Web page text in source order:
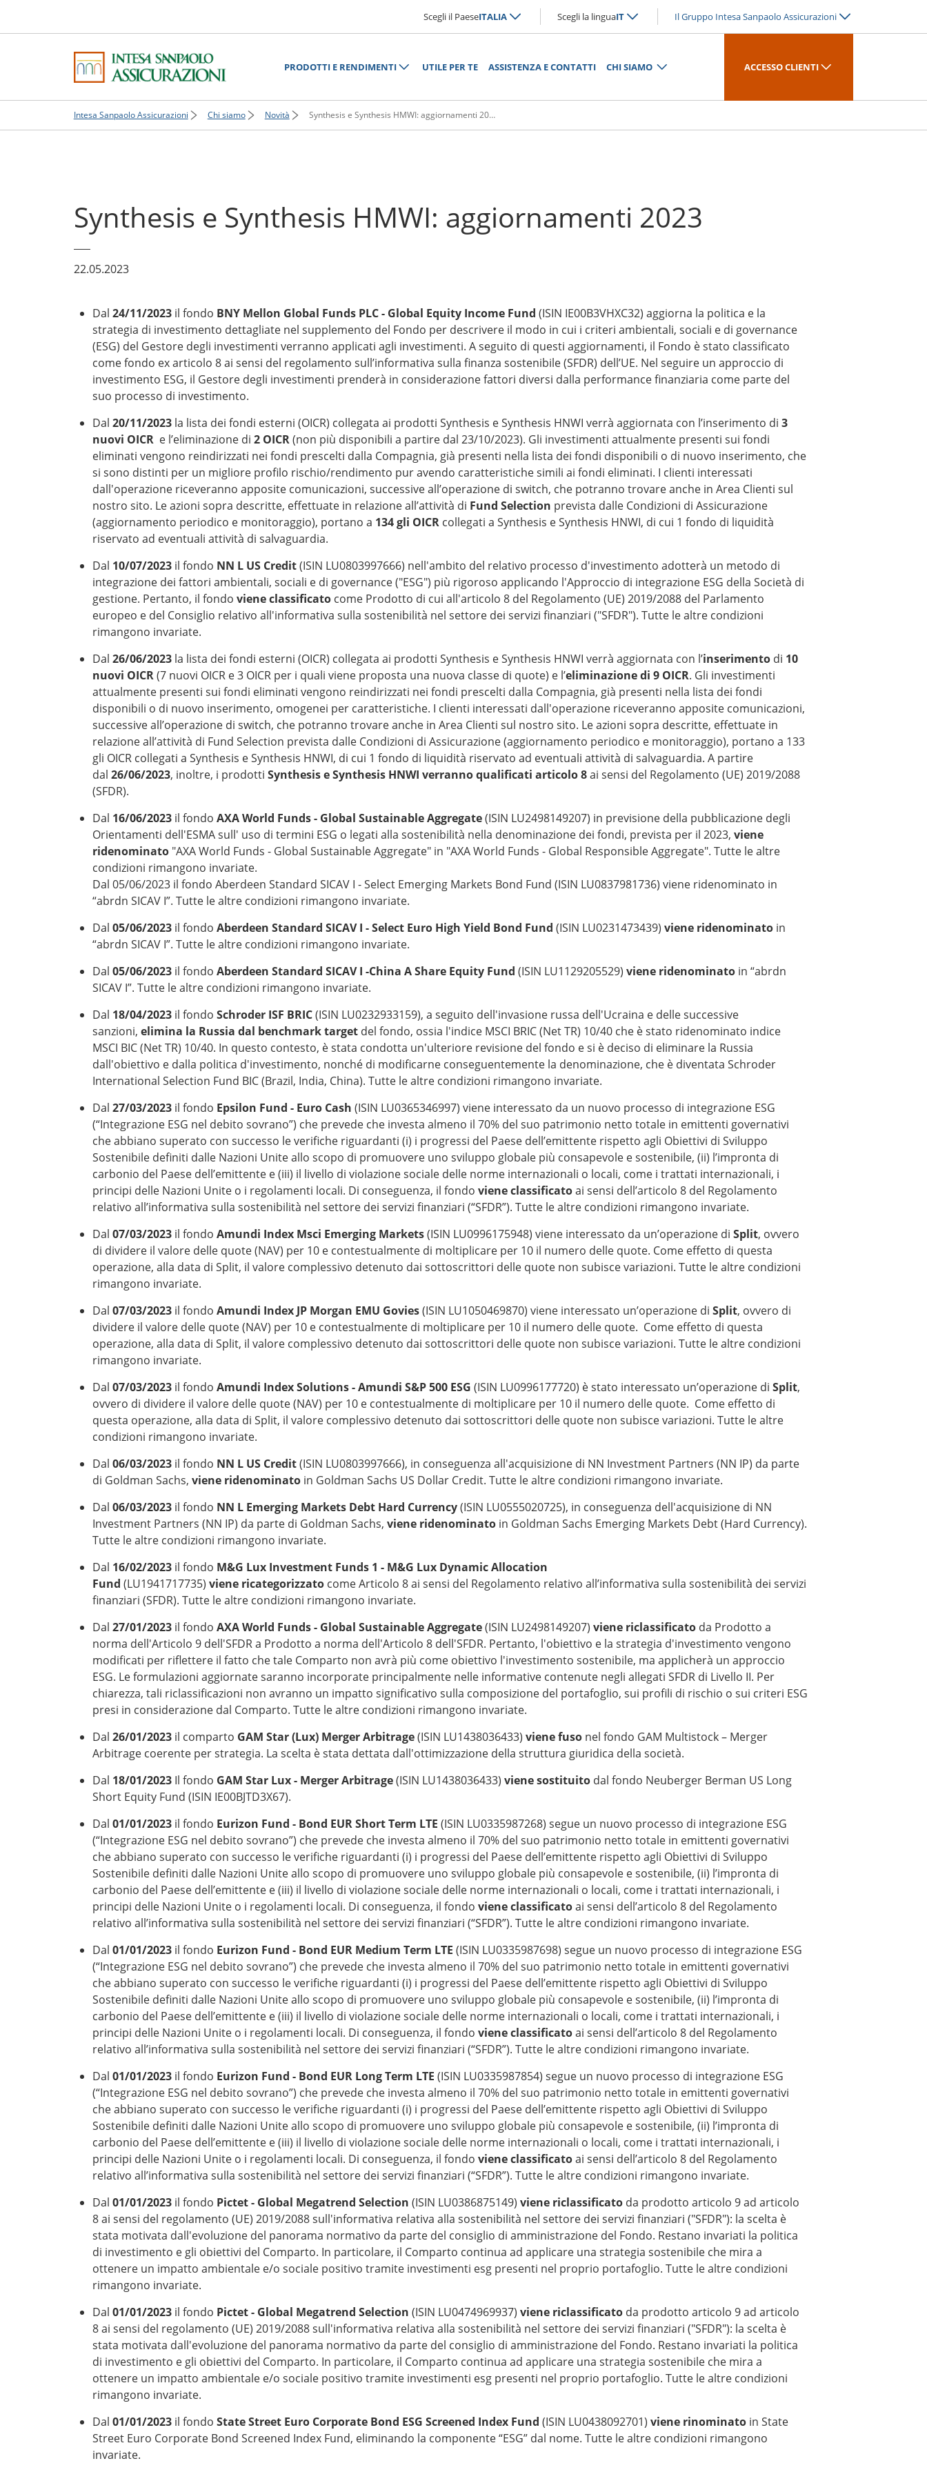
Scegli il PaeseITALIA Scegli la linguaIT Il Gruppo Intesa Sanpaolo Assicurazioni
PRODOTTI E RENDIMENTI UTILE PER TE ASSISTENZA E CONTATTI CHI SIAMO ACCESSO CLIENTI
Intesa Sanpaolo Assicurazioni Chi siamo Novità Synthesis e Synthesis HMWI: aggiornamenti 2023
Synthesis e Synthesis HMWI: aggiornamenti 2023
22.05.2023
Dal 24/11/2023 il fondo BNY Mellon Global Funds PLC - Global Equity Income Fund (ISIN IE00B3VHXC32) aggiorna la politica e la
strategia di investimento dettagliate nel supplemento del Fondo per descrivere il modo in cui i criteri ambientali, sociali e di governance
(ESG) del Gestore degli investimenti verranno applicati agli investimenti. A seguito di questi aggiornamenti, il Fondo è stato classificato
come fondo ex articolo 8 ai sensi del regolamento sull’informativa sulla finanza sostenibile (SFDR) dell’UE. Nel seguire un approccio di
investimento ESG, il Gestore degli investimenti prenderà in considerazione fattori diversi dalla performance finanziaria come parte del
suo processo di investimento.
Dal 20/11/2023la lista dei fondi esterni (OICR) collegata ai prodotti Synthesis e Synthesis HNWI verrà aggiornata con l’inserimento di 3
nuovi OICRe l’eliminazione di 2 OICR(non più disponibili a partire dal 23/10/2023). Gli investimenti attualmente presenti sui fondi
eliminati vengono reindirizzati nei fondi prescelti dalla Compagnia, già presenti nella lista dei fondi disponibili o di nuovo inserimento, che
si sono distinti per un migliore profilo rischio/rendimento pur avendo caratteristiche simili ai fondi eliminati. I clienti interessati
dall'operazione riceveranno apposite comunicazioni, successive all’operazione di switch, che potranno trovare anche in Area Clienti sul
nostro sito. Le azioni sopra descritte, effettuate in relazione all’attività di Fund Selection prevista dalle Condizioni di Assicurazione
(aggiornamento periodico e monitoraggio), portano a 134 gli OICRcollegati a Synthesis e Synthesis HNWI, di cui 1 fondo di liquidità
riservato ad eventuali attività di salvaguardia.
Dal 10/07/2023 il fondo NN L US Credit(ISIN LU0803997666) nell'ambito del relativo processo d'investimento adotterà un metodo di
integrazione dei fattori ambientali, sociali e di governance ("ESG") più rigoroso applicando l'Approccio di integrazione ESG della Società di
gestione. Pertanto, il fondo viene classificatocome Prodotto di cui all'articolo 8 del Regolamento (UE) 2019/2088 del Parlamento
europeo e del Consiglio relativo all'informativa sulla sostenibilità nel settore dei servizi finanziari ("SFDR"). Tutte le altre condizioni
rimangono invariate.
Dal 26/06/2023la lista dei fondi esterni (OICR) collegata ai prodotti Synthesis e Synthesis HNWI verrà aggiornata con l’inserimentodi 10
nuovi OICR(7 nuovi OICR e 3 OICR per i quali viene proposta una nuova classe di quote) e l’eliminazione di 9 OICR. Gli investimenti
attualmente presenti sui fondi eliminati vengono reindirizzati nei fondi prescelti dalla Compagnia, già presenti nella lista dei fondi
disponibili o di nuovo inserimento, omogenei per caratteristiche. I clienti interessati dall'operazione riceveranno apposite comunicazioni,
successive all’operazione di switch, che potranno trovare anche in Area Clienti sul nostro sito. Le azioni sopra descritte, effettuate in
relazione all’attività di Fund Selection prevista dalle Condizioni di Assicurazione (aggiornamento periodico e monitoraggio), portano a 133
gli OICR collegati a Synthesis e Synthesis HNWI, di cui 1 fondo di liquidità riservato ad eventuali attività di salvaguardia. A partire
dal 26/06/2023, inoltre, i prodotti Synthesis e Synthesis HNWI verranno qualificati articolo 8ai sensi del Regolamento (UE) 2019/2088
(SFDR).
Dal 16/06/2023il fondo AXA World Funds - Global Sustainable Aggregate(ISIN LU2498149207) in previsione della pubblicazione degli
Orientamenti dell'ESMA sull' uso di termini ESG o legati alla sostenibilità nella denominazione dei fondi, prevista per il 2023, viene
ridenominato"AXA World Funds - Global Sustainable Aggregate" in "AXA World Funds - Global Responsible Aggregate". Tutte le altre
condizioni rimangono invariate.
Dal 05/06/2023 il fondo Aberdeen Standard SICAV I - Select Emerging Markets Bond Fund (ISIN LU0837981736) viene ridenominato in
“abrdn SICAV I”. Tutte le altre condizioni rimangono invariate.
Dal 05/06/2023il fondo Aberdeen Standard SICAV I - Select Euro High Yield Bond Fund (ISIN LU0231473439) viene ridenominatoin
“abrdn SICAV I”. Tutte le altre condizioni rimangono invariate.
Dal 05/06/2023 il fondo Aberdeen Standard SICAV I -China A Share Equity Fund (ISIN LU1129205529) viene ridenominatoin “abrdn
SICAV I”. Tutte le altre condizioni rimangono invariate.
Dal 18/04/2023il fondo Schroder ISF BRIC(ISIN LU0232933159), a seguito dell'invasione russa dell'Ucraina e delle successive
sanzioni, elimina la Russia dal benchmark targetdel fondo, ossia l'indice MSCI BRIC (Net TR) 10/40 che è stato ridenominato indice
MSCI BIC (Net TR) 10/40. In questo contesto, è stata condotta un'ulteriore revisione del fondo e si è deciso di eliminare la Russia
dall'obiettivo e dalla politica d'investimento, nonché di modificarne conseguentemente la denominazione, che è diventata Schroder
International Selection Fund BIC (Brazil, India, China). Tutte le altre condizioni rimangono invariate.
Dal 27/03/2023il fondo Epsilon Fund - Euro Cash (ISIN LU0365346997) viene interessato da un nuovo processo di integrazione ESG
(“Integrazione ESG nel debito sovrano”) che prevede che investa almeno il 70% del suo patrimonio netto totale in emittenti governativi
che abbiano superato con successo le verifiche riguardanti (i) i progressi del Paese dell’emittente rispetto agli Obiettivi di Sviluppo
Sostenibile definiti dalle Nazioni Unite allo scopo di promuovere uno sviluppo globale più consapevole e sostenibile, (ii) l’impronta di
carbonio del Paese dell’emittente e (iii) il livello di violazione sociale delle norme internazionali o locali, come i trattati internazionali, i
principi delle Nazioni Unite o i regolamenti locali. Di conseguenza, il fondo viene classificatoai sensi dell’articolo 8 del Regolamento
relativo all’informativa sulla sostenibilità nel settore dei servizi finanziari (“SFDR”). Tutte le altre condizioni rimangono invariate.
Dal 07/03/2023 il fondo Amundi Index Msci Emerging Markets(ISIN LU0996175948) viene interessato da un’operazione di Split, ovvero
di dividere il valore delle quote (NAV) per 10 e contestualmente di moltiplicare per 10 il numero delle quote. Come effetto di questa
operazione, alla data di Split, il valore complessivo detenuto dai sottoscrittori delle quote non subisce variazioni. Tutte le altre condizioni
rimangono invariate.
Dal 07/03/2023il fondo Amundi Index JP Morgan EMU Govies(ISIN LU1050469870) viene interessato un’operazione di Split, ovvero di
dividere il valore delle quote (NAV) per 10 e contestualmente di moltiplicare per 10 il numero delle quote. Come effetto di questa
operazione, alla data di Split, il valore complessivo detenuto dai sottoscrittori delle quote non subisce variazioni. Tutte le altre condizioni
rimangono invariate.
Dal 07/03/2023il fondo Amundi Index Solutions - Amundi S&P 500 ESG (ISIN LU0996177720) è stato interessato un’operazione di Split,
ovvero di dividere il valore delle quote (NAV) per 10 e contestualmente di moltiplicare per 10 il numero delle quote. Come effetto di
questa operazione, alla data di Split, il valore complessivo detenuto dai sottoscrittori delle quote non subisce variazioni. Tutte le altre
condizioni rimangono invariate.
Dal 06/03/2023il fondo NN L US Credit(ISIN LU0803997666), in conseguenza all'acquisizione di NN Investment Partners (NN IP) da parte
di Goldman Sachs, viene ridenominatoin Goldman Sachs US Dollar Credit. Tutte le altre condizioni rimangono invariate.
Dal 06/03/2023il fondo NN L Emerging Markets Debt Hard Currency(ISIN LU0555020725), in conseguenza dell'acquisizione di NN
Investment Partners (NN IP) da parte di Goldman Sachs, viene ridenominatoin Goldman Sachs Emerging Markets Debt (Hard Currency).
Tutte le altre condizioni rimangono invariate.
Dal 16/02/2023il fondo M&G Lux Investment Funds 1 - M&G Lux Dynamic Allocation
Fund (LU1941717735) viene ricategorizzatocome Articolo 8 ai sensi del Regolamento relativo all’informativa sulla sostenibilità dei servizi
finanziari (SFDR). Tutte le altre condizioni rimangono invariate.
Dal 27/01/2023il fondo AXA World Funds - Global Sustainable Aggregate(ISIN LU2498149207) viene riclassificatoda Prodotto a
norma dell'Articolo 9 dell'SFDR a Prodotto a norma dell'Articolo 8 dell'SFDR. Pertanto, l'obiettivo e la strategia d'investimento vengono
modificati per riflettere il fatto che tale Comparto non avrà più come obiettivo l'investimento sostenibile, ma applicherà un approccio
ESG. Le formulazioni aggiornate saranno incorporate principalmente nelle informative contenute negli allegati SFDR di Livello II. Per
chiarezza, tali riclassificazioni non avranno un impatto significativo sulla composizione del portafoglio, sui profili di rischio o sui criteri ESG
presi in considerazione dal Comparto. Tutte le altre condizioni rimangono invariate.
Dal 26/01/2023il comparto GAM Star (Lux) Merger Arbitrage(ISIN LU1438036433) viene fuso nel fondo GAM Multistock – Merger
Arbitrage coerente per strategia. La scelta è stata dettata dall'ottimizzazione della struttura giuridica della società.
Dal 18/01/2023Il fondo GAM Star Lux - Merger Arbitrage(ISIN LU1438036433) viene sostituitodal fondo Neuberger Berman US Long
Short Equity Fund (ISIN IE00BJTD3X67).
Dal 01/01/2023il fondo Eurizon Fund - Bond EUR Short Term LTE (ISIN LU0335987268) segue un nuovo processo di integrazione ESG
(“Integrazione ESG nel debito sovrano”) che prevede che investa almeno il 70% del suo patrimonio netto totale in emittenti governativi
che abbiano superato con successo le verifiche riguardanti (i) i progressi del Paese dell’emittente rispetto agli Obiettivi di Sviluppo
Sostenibile definiti dalle Nazioni Unite allo scopo di promuovere uno sviluppo globale più consapevole e sostenibile, (ii) l’impronta di
carbonio del Paese dell’emittente e (iii) il livello di violazione sociale delle norme internazionali o locali, come i trattati internazionali, i
principi delle Nazioni Unite o i regolamenti locali. Di conseguenza, il fondo viene classificatoai sensi dell’articolo 8 del Regolamento
relativo all’informativa sulla sostenibilità nel settore dei servizi finanziari (“SFDR”). Tutte le altre condizioni rimangono invariate.
Dal 01/01/2023il fondo Eurizon Fund - Bond EUR Medium Term LTE (ISIN LU0335987698) segue un nuovo processo di integrazione ESG
(“Integrazione ESG nel debito sovrano”) che prevede che investa almeno il 70% del suo patrimonio netto totale in emittenti governativi
che abbiano superato con successo le verifiche riguardanti (i) i progressi del Paese dell’emittente rispetto agli Obiettivi di Sviluppo
Sostenibile definiti dalle Nazioni Unite allo scopo di promuovere uno sviluppo globale più consapevole e sostenibile, (ii) l’impronta di
carbonio del Paese dell’emittente e (iii) il livello di violazione sociale delle norme internazionali o locali, come i trattati internazionali, i
principi delle Nazioni Unite o i regolamenti locali. Di conseguenza, il fondo viene classificatoai sensi dell’articolo 8 del Regolamento
relativo all’informativa sulla sostenibilità nel settore dei servizi finanziari (“SFDR”). Tutte le altre condizioni rimangono invariate.
Dal 01/01/2023il fondo Eurizon Fund - Bond EUR Long Term LTE (ISIN LU0335987854) segue un nuovo processo di integrazione ESG
(“Integrazione ESG nel debito sovrano”) che prevede che investa almeno il 70% del suo patrimonio netto totale in emittenti governativi
che abbiano superato con successo le verifiche riguardanti (i) i progressi del Paese dell’emittente rispetto agli Obiettivi di Sviluppo
Sostenibile definiti dalle Nazioni Unite allo scopo di promuovere uno sviluppo globale più consapevole e sostenibile, (ii) l’impronta di
carbonio del Paese dell’emittente e (iii) il livello di violazione sociale delle norme internazionali o locali, come i trattati internazionali, i
principi delle Nazioni Unite o i regolamenti locali. Di conseguenza, il fondo viene classificatoai sensi dell’articolo 8 del Regolamento
relativo all’informativa sulla sostenibilità nel settore dei servizi finanziari (“SFDR”). Tutte le altre condizioni rimangono invariate.
Dal 01/01/2023il fondo Pictet - Global Megatrend Selection (ISIN LU0386875149) viene riclassificatoda prodotto articolo 9 ad articolo
8 ai sensi del regolamento (UE) 2019/2088 sull'informativa relativa alla sostenibilità nel settore dei servizi finanziari ("SFDR"): la scelta è
stata motivata dall'evoluzione del panorama normativo da parte del consiglio di amministrazione del Fondo. Restano invariati la politica
di investimento e gli obiettivi del Comparto. In particolare, il Comparto continua ad applicare una strategia sostenibile che mira a
ottenere un impatto ambientale e/o sociale positivo tramite investimenti esg presenti nel proprio portafoglio. Tutte le altre condizioni
rimangono invariate.
Dal 01/01/2023il fondo Pictet - Global Megatrend Selection (ISIN LU0474969937) viene riclassificatoda prodotto articolo 9 ad articolo
8 ai sensi del regolamento (UE) 2019/2088 sull'informativa relativa alla sostenibilità nel settore dei servizi finanziari ("SFDR"): la scelta è
stata motivata dall'evoluzione del panorama normativo da parte del consiglio di amministrazione del Fondo. Restano invariati la politica
di investimento e gli obiettivi del Comparto. In particolare, il Comparto continua ad applicare una strategia sostenibile che mira a
ottenere un impatto ambientale e/o sociale positivo tramite investimenti esg presenti nel proprio portafoglio. Tutte le altre condizioni
rimangono invariate.
Dal 01/01/2023il fondo State Street Euro Corporate Bond ESG Screened Index Fund (ISIN LU0438092701) viene rinominatoin State
Street Euro Corporate Bond Screened Index Fund, eliminando la componente “ESG” dal nome. Tutte le altre condizioni rimangono
invariate.